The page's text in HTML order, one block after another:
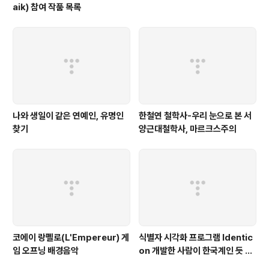
aik) 참여 작품 목록
나와 생일이 같은 연예인, 유명인
찾기
한철연 철학사-우리 눈으로 본 서
양근대철학사, 마르크스주의
코에이 랑펠로(L'Empereur) 게
임 오프닝 배경음악
식별자 시각화 프로그램 Identic
on 개발한 사람이 한국계인 듯 합